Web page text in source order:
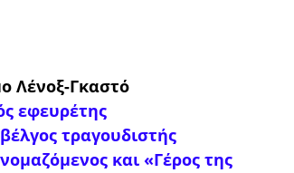
Λένοξ-Γκαστό
εφευρέτης
τραγουδιστής
και «Γέρος της